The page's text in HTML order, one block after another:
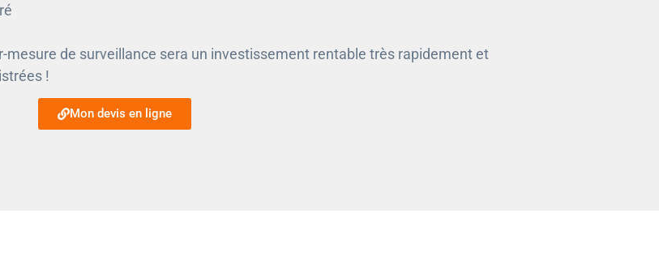
mesure de surveillance sera un investissement rentable très rapidement et
!
Mon devis en ligne